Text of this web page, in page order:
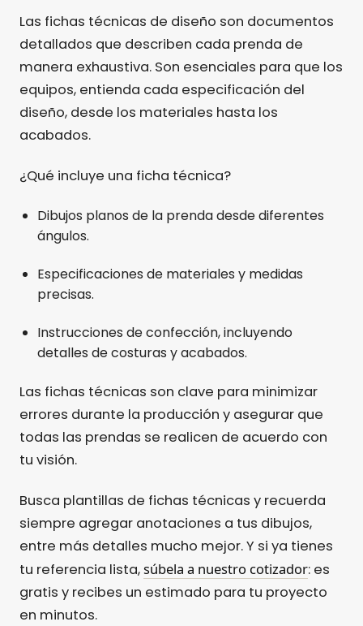
Las fichas técnicas de diseño son documentos
detallados que describen cada prenda de
manera exhaustiva. Son esenciales para que los
equipos, entienda cada especificación del
diseño, desde los materiales hasta los
acabados.
¿Qué incluye una ficha técnica?
Dibujos planos de la prenda desde diferentes
ángulos.
Especificaciones de materiales y medidas
precisas.
Instrucciones de confección, incluyendo
detalles de costuras y acabados.
Las fichas técnicas son clave para minimizar
errores durante la producción y asegurar que
todas las prendas se realicen de acuerdo con
tu visión.
Busca plantillas de fichas técnicas y recuerda
siempre agregar anotaciones a tus dibujos,
entre más detalles mucho mejor. Y si ya tienes
tu referencia lista,súbela a nuestro cotizador: es
gratis y recibes un estimado para tu proyecto
en minutos.